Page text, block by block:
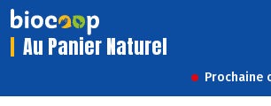
Au Panier Naturel
Prochaine